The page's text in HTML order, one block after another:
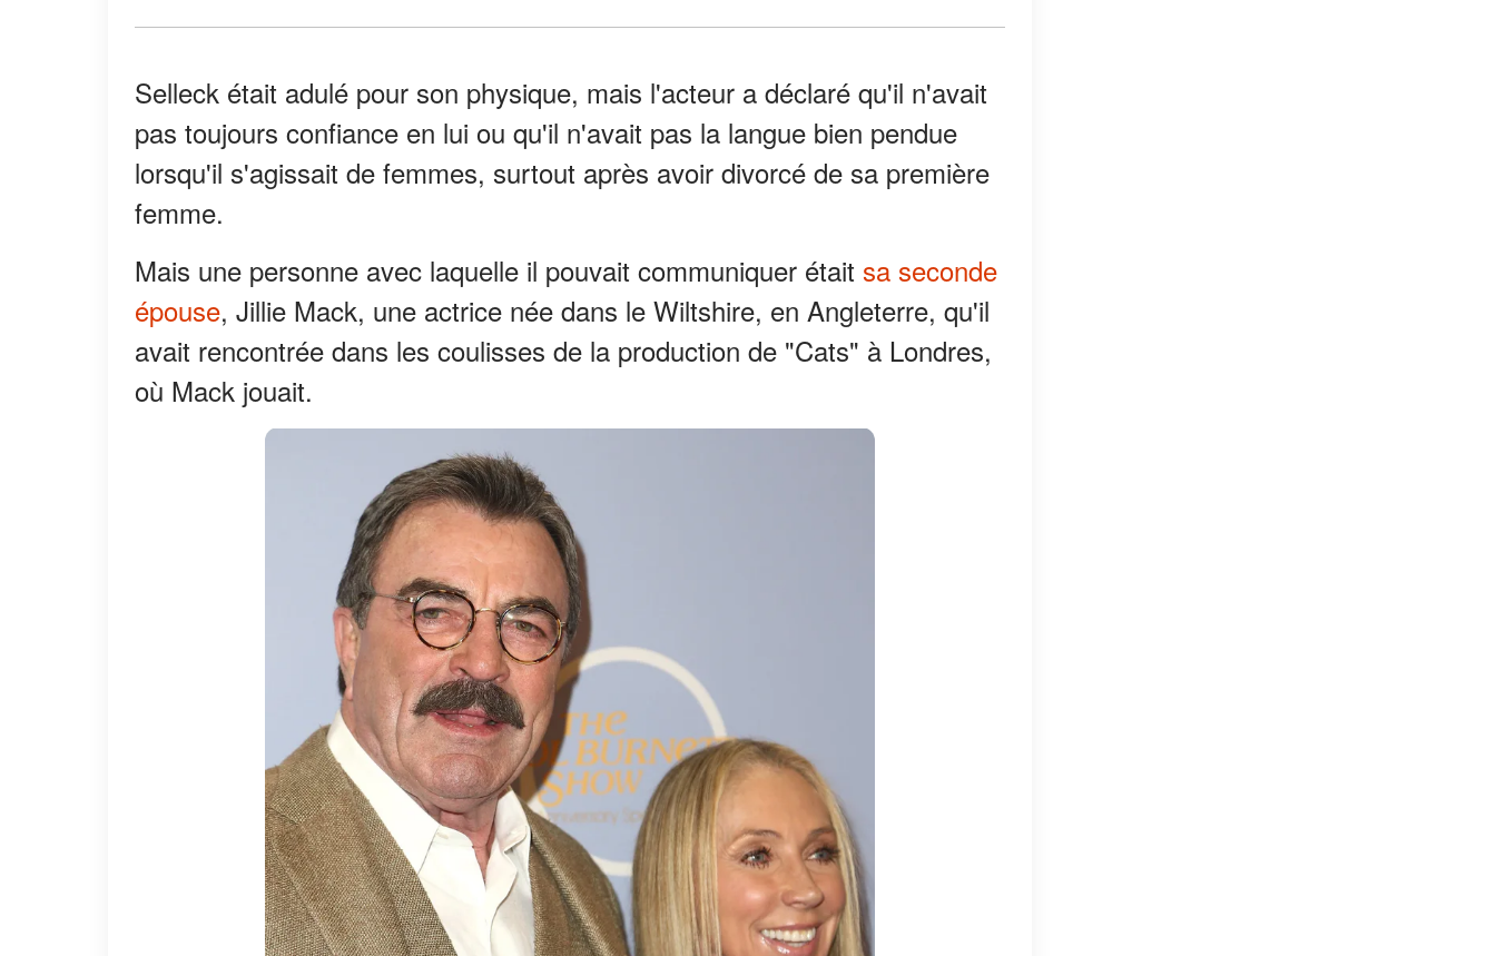
Selleck était adulé pour son physique, mais l'acteur a déclaré qu'il n'avait
pas toujours confiance en lui ou qu'il n'avait pas la langue bien pendue
lorsqu'il s'agissait de femmes, surtout après avoir divorcé de sa première
femme.
Mais une personne avec laquelle il pouvait communiquer était sa seconde
épouse, Jillie Mack, une actrice née dans le Wiltshire, en Angleterre, qu'il
avait rencontrée dans les coulisses de la production de "Cats" à Londres,
où Mack jouait.